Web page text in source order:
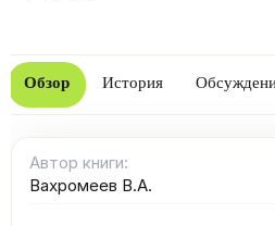
а
Обзор История
Автор книги
Вахромеев В.А.